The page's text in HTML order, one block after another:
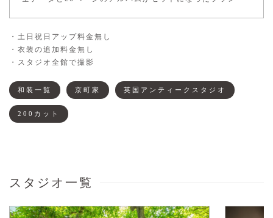
・土日祝日アップ料金無し
・衣装の追加料金無し
・スタジオ全館で撮影
和装一覧 京町家 英国アンティークスタジオ
200カット
スタジオ一覧